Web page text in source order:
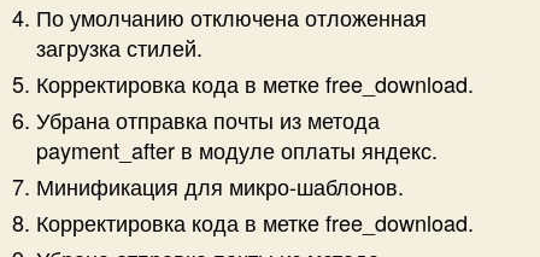
По умолчанию отключена отложенная
загрузка стилей.
Корректировка кода в метке free_download.
Убрана отправка почты из метода
payment_after в модуле оплаты яндекс.
Минификация для микро-шаблонов.
Корректировка кода в метке free_download.